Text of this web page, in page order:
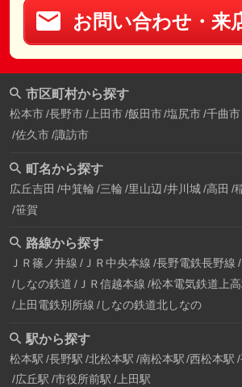
お問い合わせ・来
市区町村から探す
松本市 長野市 上田市 飯田市 塩尻市 千曲市
佐久市 諏訪市
町名から探す
広丘吉田 中箕輪 三輪 里山辺 井川城 高田
笹賀
路線から探す
ＪＲ篠ノ井線 ＪＲ中央本線 長野電鉄長野線
しなの鉄道 ＪＲ信越本線 松本電気鉄道上
上田電鉄別所線 しなの鉄道北しなの
駅から探す
松本駅 長野駅 北松本駅 南松本駅 西松本駅
広丘駅 市役所前駅 上田駅